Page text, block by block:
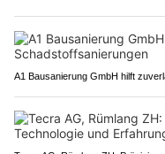
A1 Bausanierung GmbH hilft